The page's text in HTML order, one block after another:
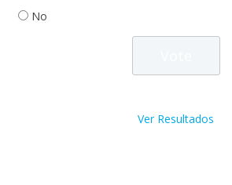
No
Ver Resultados